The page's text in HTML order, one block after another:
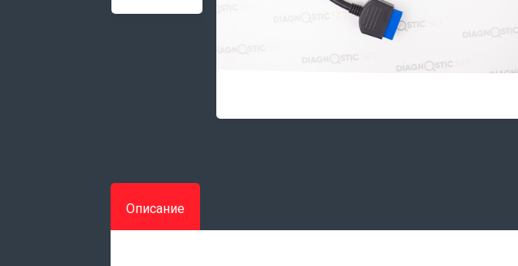
Описание